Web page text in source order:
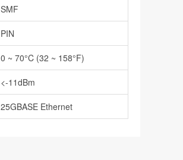
SMF
PIN
0 ~ 70°C (32 ~ 158°F)
<-11dBm
25GBASE Ethernet